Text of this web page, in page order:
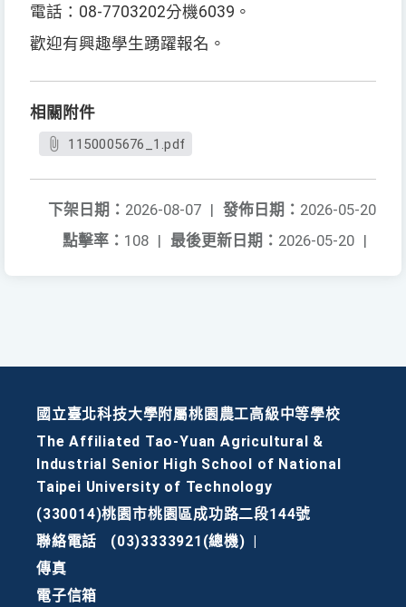
電話：08-7703202分機6039。
歡迎有興趣學生踴躍報名。
相關附件
1150005676_1.pdf
發佈日期： 2026-05-20
下架日期： 2026-08-07 |
最後更新日期： 2026-05-20 |
點擊率： 108 |
國立臺北科技大學附屬桃園農工高級中等學校
The Affiliated Tao-Yuan Agricultural &
Industrial Senior High School of National
Taipei University of Technology
(330014)桃園市桃園區成功路二段144號
聯絡電話
(03)3333921(總機)
傳真
電子信箱